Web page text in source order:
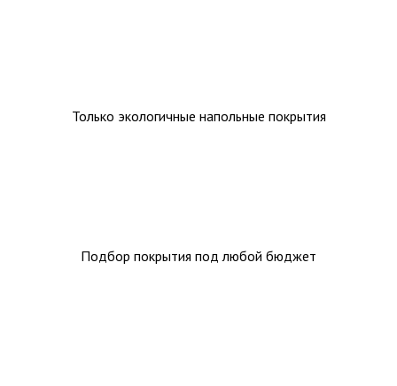
Только экологичные напольные покрытия
Подбор покрытия под любой бюджет